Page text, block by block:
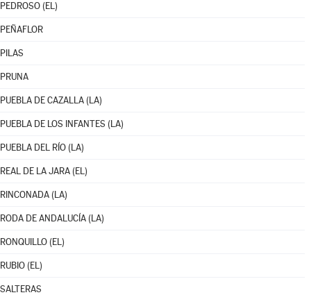
PEDROSO (EL)
PEÑAFLOR
PILAS
PRUNA
PUEBLA DE CAZALLA (LA)
PUEBLA DE LOS INFANTES (LA)
PUEBLA DEL RÍO (LA)
REAL DE LA JARA (EL)
RINCONADA (LA)
RODA DE ANDALUCÍA (LA)
RONQUILLO (EL)
RUBIO (EL)
SALTERAS